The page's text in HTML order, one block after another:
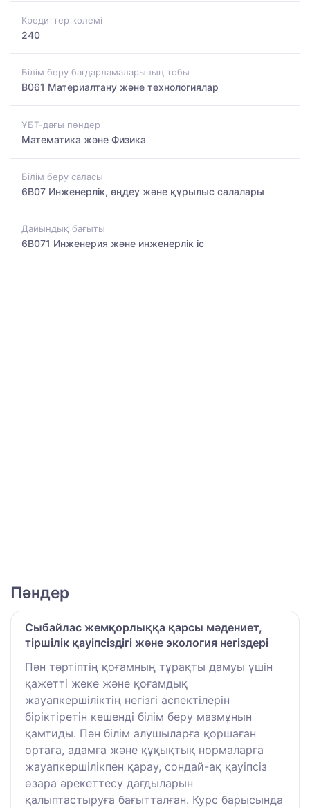
Кредиттер көлемі
240
Білім беру бағдарламаларының тобы
B061 Материалтану және технологиялар
ҰБТ-дағы пәндер
Математика және Физика
Білім беру саласы
6B07 Инженерлік, өңдеу және құрылыс салалары
Дайындық бағыты
6B071 Инженерия және инженерлік іс
Пәндер
Сыбайлас жемқорлыққа қарсы мәдениет,
тіршілік қауіпсіздігі және экология негіздері
Пән тәртіптің қоғамның тұрақты дамуы үшін
қажетті жеке және қоғамдық
жауапкершіліктің негізгі аспектілерін
біріктіретін кешенді білім беру мазмұнын
қамтиды. Пән білім алушыларға қоршаған
ортаға, адамға және құқықтық нормаларға
жауапкершілікпен қарау, сондай-ақ қауіпсіз
өзара әрекеттесу дағдыларын
қалыптастыруға бағытталған. Курс барысында